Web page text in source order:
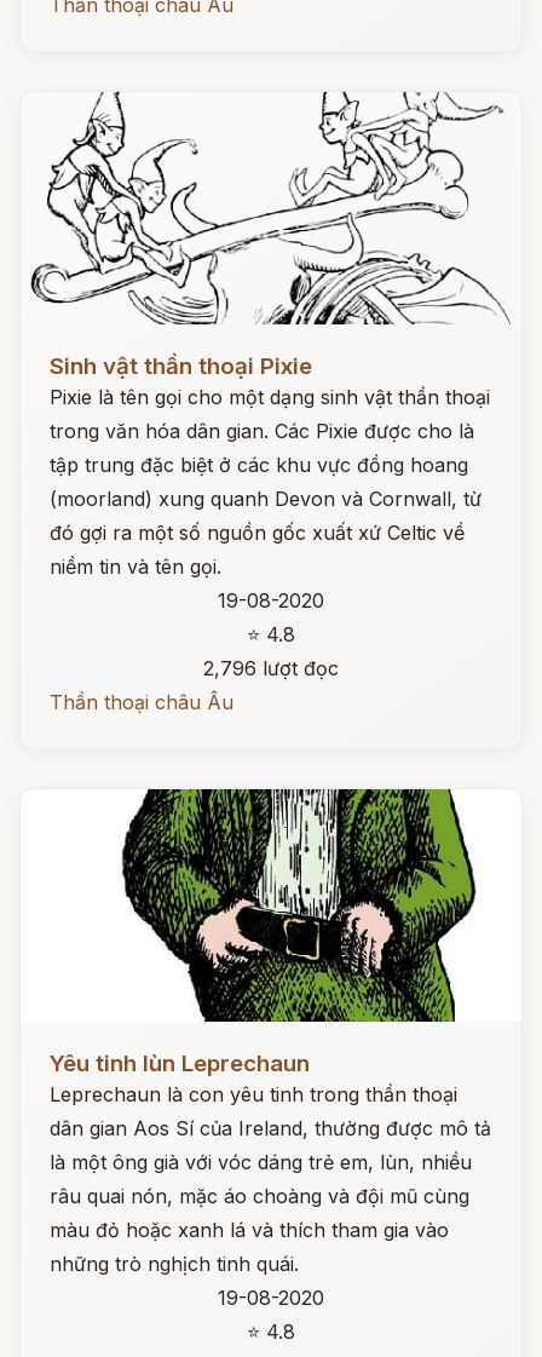
Thần thoại châu Âu
Sinh vật thần thoại Pixie
Pixie là tên gọi cho một dạng sinh vật thần thoại
trong văn hóa dân gian. Các Pixie được cho là
tập trung đặc biệt ở các khu vực đồng hoang
(moorland) xung quanh Devon và Cornwall, từ
đó gợi ra một số nguồn gốc xuất xứ Celtic về
niềm tin và tên gọi.
19-08-2020
⭐ 4.8
2,796 lượt đọc
Thần thoại châu Âu
Yêu tinh lùn Leprechaun
Leprechaun là con yêu tinh trong thần thoại
dân gian Aos Sí của Ireland, thường được mô tả
là một ông già với vóc dáng trẻ em, lùn, nhiều
râu quai nón, mặc áo choàng và đội mũ cùng
màu đỏ hoặc xanh lá và thích tham gia vào
những trò nghịch tinh quái.
19-08-2020
⭐ 4.8